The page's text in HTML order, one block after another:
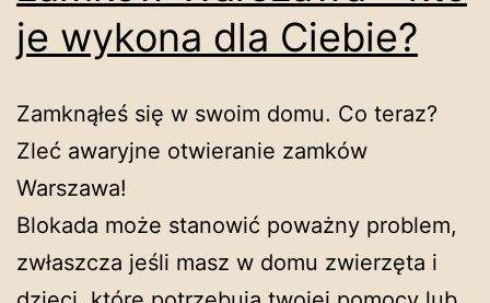
je wykona dla Ciebie?
Zamknąłeś się w swoim domu. Co teraz?
Zleć awaryjne otwieranie zamków
Warszawa!
Blokada może stanowić poważny problem,
zwłaszcza jeśli masz w domu zwierzęta i